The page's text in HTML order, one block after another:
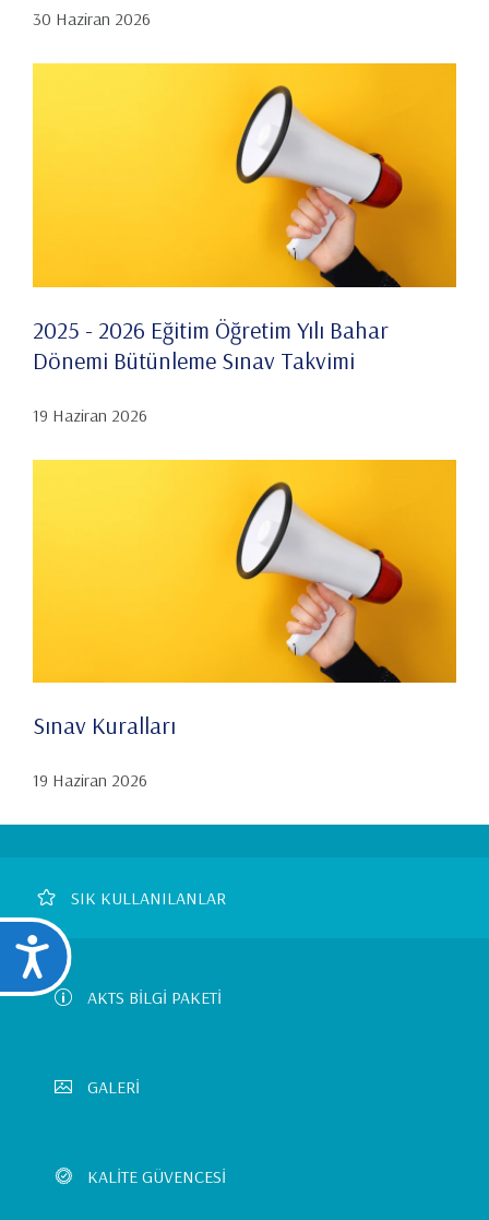
Ulaşılabilirlik
30 Haziran 2026
2025 - 2026 Eğitim Öğretim Yılı Bahar
Dönemi Bütünleme Sınav Takvimi
19 Haziran 2026
Sınav Kuralları
19 Haziran 2026
Footer
Left
Menu
SIK KULLANILANLAR
AKTS BİLGİ PAKETİ
GALERİ
KALİTE GÜVENCESİ